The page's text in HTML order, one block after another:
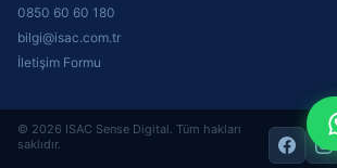
0850 60 60 180
bilgi@isac.com.tr
İletişim Formu
© 2026 ISAC Sense Digital. Tüm hakları
saklıdır.